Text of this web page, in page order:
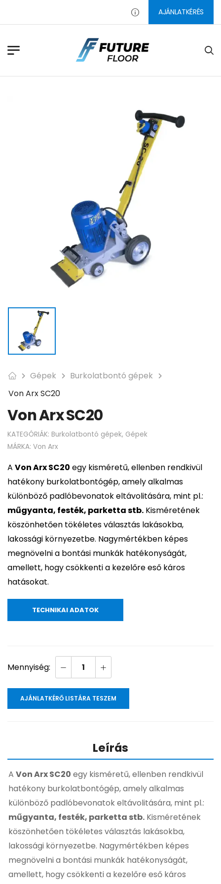
PADLÓ AJÁNLATKÉRÉS
Gépek
Burkolatbontó gépek
Von Arx SC20
Von Arx SC20
KATEGÓRIÁK: Burkolatbontó gépek, Gépek
MÁRKA: Von Arx
A Von Arx SC20 egy kisméretű, ellenben rendkivül
hatékony burkolatbontógép, amely alkalmas
különböző padlóbevonatok eltávolitására, mint pl.:
műgyanta, festék, parketta stb. Kisméretének
köszönhetően tökéletes választás lakásokba,
lakossági környezetbe. Nagymértékben képes
megnövelni a bontási munkák hatékonyságát,
amellett, hogy csökkentia kezelőre eső káros
hatásokat.
TECHNIKAI ADATOK
AJÁNLATKÉRŐ LISTÁRA TESZEM
Leírás
A Von Arx SC20 egy kisméretű, ellenben rendkivül
hatékony burkolatbontógép, amely alkalmas
különböző padlóbevonatok eltávolitására, mint pl.:
műgyanta, festék, parketta stb. Kisméretének
köszönhetően tökéletes választás lakásokba,
lakossági környezetbe. Nagymértékben képes
megnövelni a bontási munkák hatékonyságát,
amellett, hogy csökkentia kezelőre eső káros